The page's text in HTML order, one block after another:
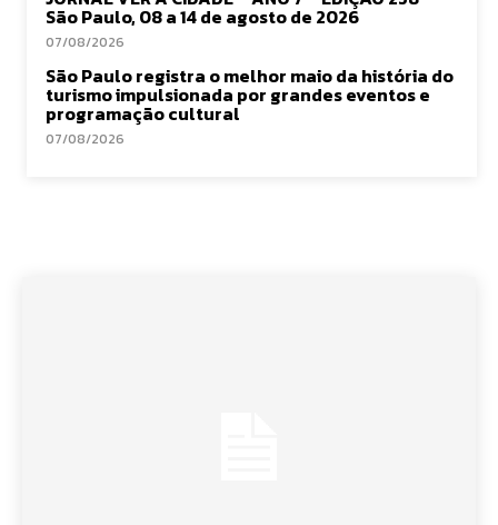
São Paulo, 08 a 14 de agosto de 2026
07/08/2026
São Paulo registra o melhor maio da história do
turismo impulsionada por grandes eventos e
programação cultural
07/08/2026